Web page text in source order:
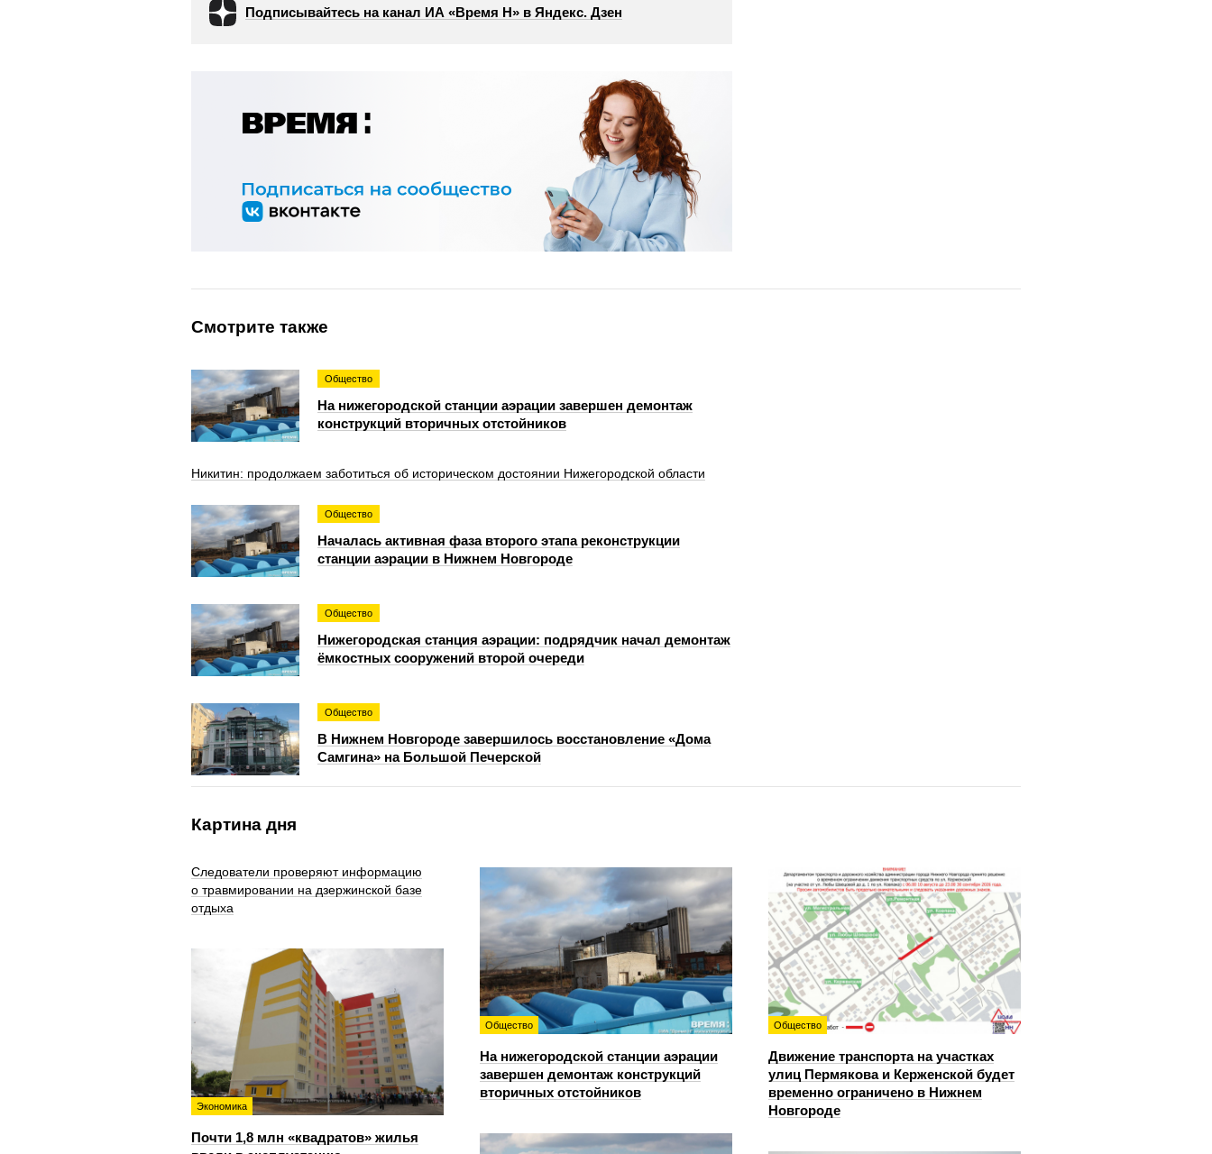
Подписывайтесь на канал ИА «Время Н» в Яндекс. Дзен
Смотрите также
Общество
На нижегородской станции аэрации завершен демонтаж
конструкций вторичных отстойников
Никитин: продолжаем заботиться об историческом достоянии Нижегородской области
Общество
Началась активная фаза второго этапа реконструкции
станции аэрации в Нижнем Новгороде
Общество
Нижегородская станция аэрации: подрядчик начал демонтаж
ёмкостных сооружений второй очереди
Общество
В Нижнем Новгороде завершилось восстановление «Дома
Самгина» на Большой Печерской
Картина дня
Следователи проверяют информацию
о травмировании на дзержинской базе
отдыха
Общество
На нижегородской станции аэрации
завершен демонтаж конструкций
вторичных отстойников
Общество
Движение транспорта на участках
улиц Пермякова и Керженской будет
временно ограничено в Нижнем
Новгороде
Экономика
Почти 1,8 млн «квадратов» жилья